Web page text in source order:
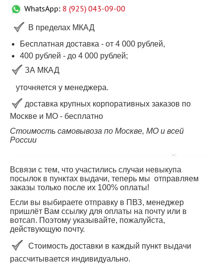
WhatsApp: 8 (925) 043-09-00
В пределах МКАД
Бесплатная доставка - от 4 000 рублей,
400 рублей - до 4 000 рублей;
ЗА МКАД
уточняется у менеджера.
доставка крупных корпоративных заказов по
Москве и МО - бесплатно
Стоимость самовывоза по Москве, МО и всей
России
Всвязи с тем, что участились случаи невыкупа
посылок в пунктах выдачи, теперь мы отправляем
заказы только после их 100% оплаты!
Если вы выбираете отправку в ПВЗ, менеджер
пришлёт Вам ссылку для оплаты на почту или в
вотсап. Поэтому указывайте, пожалуйста,
действующую почту.
Стоимость доставки в каждый пункт выдачи
рассчитывается индивидуально.